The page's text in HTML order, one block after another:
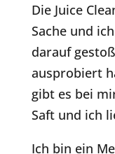
Die Juice
Sache und
darauf
ausprobiert
gibt es bei
Saft und ich
Ich bin ein